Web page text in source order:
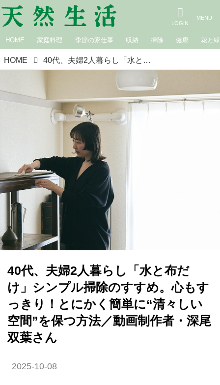
HOME 家庭料理 季節の家仕事 収納 掃除 健康 花と緑
HOME 40代、夫婦2人暮らし「水と布だけ」シンプル掃除のすすめ。心もすっきり！とにかく簡単に“清々しい空間”を保つ方法／動画制作者・深尾双葉さん
40代、夫婦2人暮らし「水と布だ
け」シンプル掃除のすすめ。心もす
っきり！とにかく簡単に“清々しい
空間”を保つ方法／動画制作者・深尾
双葉さん
2025-10-08